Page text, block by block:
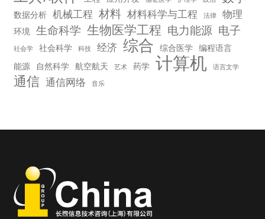
数据分析 机械工程 材料 材料科学与工程 法律 物理
环境 生命科学 生物医学工程 电力能源 电子
社会学 社会科学 科技 经济 综合 综合医学 编程语言
能源
自然科学 航空航天 艺术 药学 计算机 语言文学
通信 通信网络 音乐